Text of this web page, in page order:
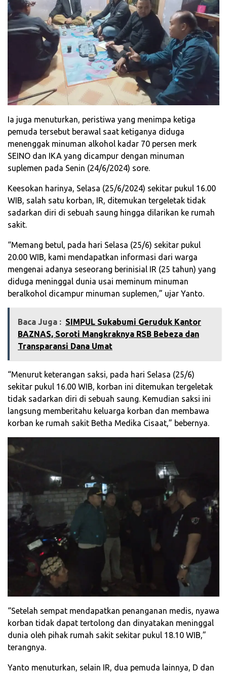
Ia juga menuturkan, peristiwa yang menimpa ketiga
pemuda tersebut berawal saat ketiganya diduga
menenggak minuman alkohol kadar 70 persen merk
SEINO dan IKA yang dicampur dengan minuman
suplemen pada Senin (24/6/2024) sore.
Keesokan harinya, Selasa (25/6/2024) sekitar pukul 16.00
WIB, salah satu korban, IR, ditemukan tergeletak tidak
sadarkan diri di sebuah saung hingga dilarikan ke rumah
sakit.
“Memang betul, pada hari Selasa (25/6) sekitar pukul
20.00 WIB, kami mendapatkan informasi dari warga
mengenai adanya seseorang berinisial IR (25 tahun) yang
diduga meninggal dunia usai meminum minuman
beralkohol dicampur minuman suplemen,” ujar Yanto.
Baca Juga : SIMPUL Sukabumi Geruduk Kantor
BAZNAS, Soroti Mangkraknya RSB Bebeza dan
Transparansi Dana Umat
“Menurut keterangan saksi, pada hari Selasa (25/6)
sekitar pukul 16.00 WIB, korban ini ditemukan tergeletak
tidak sadarkan diri di sebuah saung. Kemudian saksi ini
langsung memberitahu keluarga korban dan membawa
korban ke rumah sakit Betha Medika Cisaat,” bebernya.
“Setelah sempat mendapatkan penanganan medis, nyawa
korban tidak dapat tertolong dan dinyatakan meninggal
dunia oleh pihak rumah sakit sekitar pukul 18.10 WIB,”
terangnya.
Yanto menuturkan, selain IR, dua pemuda lainnya, D dan